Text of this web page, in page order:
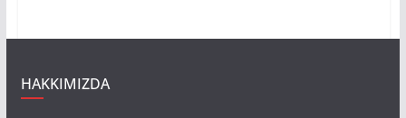
HAKKIMIZDA